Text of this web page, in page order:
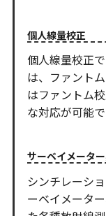
個人線量校正
個人線量校正
は、ファント
はファントム
な対応が可能で
サーベイメータ
シンチレーシ
ーベイメータ